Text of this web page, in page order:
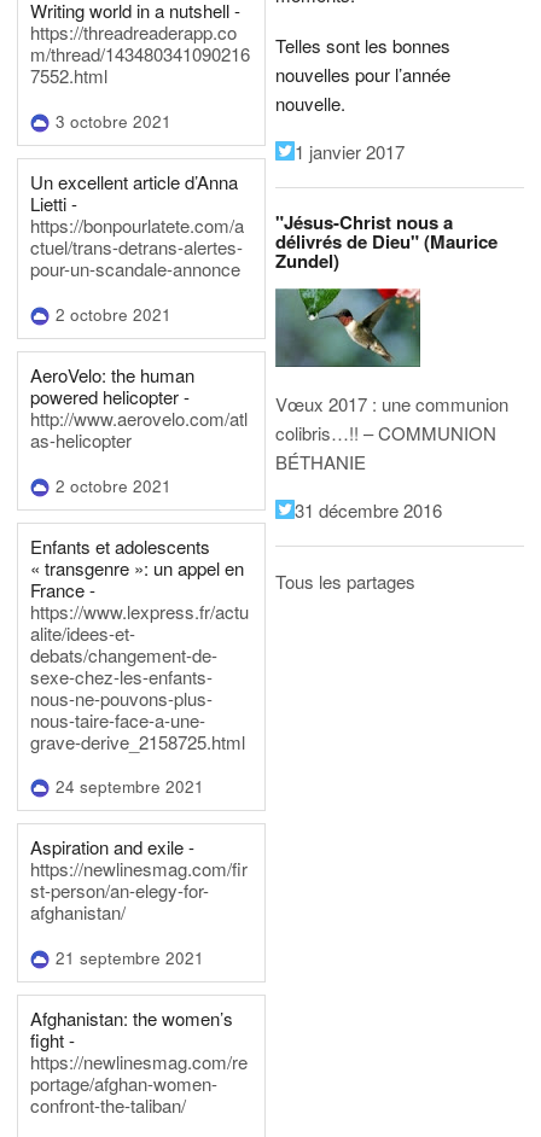
Writing world in a nutshell -
https://threadreaderapp.co
m/thread/143480341090216
7552.html
3 octobre 2021
Un excellent article d’Anna
Lietti -
https://bonpourlatete.com/a
ctuel/trans-detrans-alertes-
pour-un-scandale-annonce
2 octobre 2021
AeroVelo: the human
powered helicopter -
http://www.aerovelo.com/atl
as-helicopter
2 octobre 2021
Enfants et adolescents
« transgenre »: un appel en
France -
https://www.lexpress.fr/actu
alite/idees-et-
debats/changement-de-
sexe-chez-les-enfants-
nous-ne-pouvons-plus-
nous-taire-face-a-une-
grave-derive_2158725.html
24 septembre 2021
Aspiration and exile -
https://newlinesmag.com/fir
st-person/an-elegy-for-
afghanistan/
21 septembre 2021
Afghanistan: the women’s
fight -
https://newlinesmag.com/re
portage/afghan-women-
confront-the-taliban/
Telles sont les bonnes
nouvelles pour l’année
nouvelle.
1 janvier 2017
"Jésus-Christ nous a
délivrés de Dieu" (Maurice
Zundel)
Vœux 2017 : une communion
colibris…!! – COMMUNION
BÉTHANIE
31 décembre 2016
Tous les partages